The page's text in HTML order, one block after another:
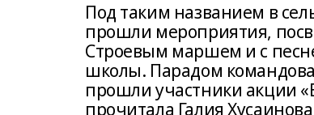
Под таким названием в
прошли мероприятия,
Строевым маршем и с
школы. Парадом
прошли участники акции
прочитала Галия